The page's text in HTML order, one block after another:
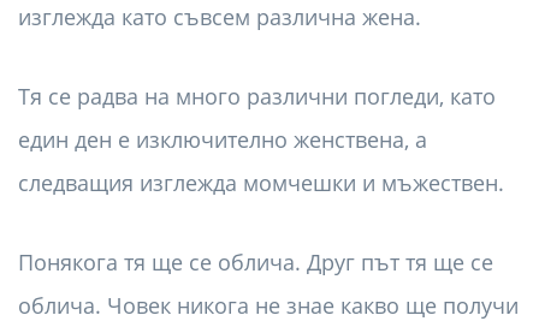
изглежда като съвсем различна жена.
Тя се радва на много различни погледи, като
един ден е изключително женствена, а
следващия изглежда момчешки и мъжествен.
Понякога тя ще се облича. Друг път тя ще се
облича. Човек никога не знае какво ще получи